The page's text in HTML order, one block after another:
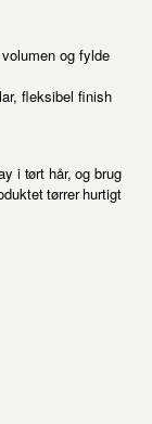
og fylde
fleksibel finish
i tørt hår, og brug
tørrer hurtigt